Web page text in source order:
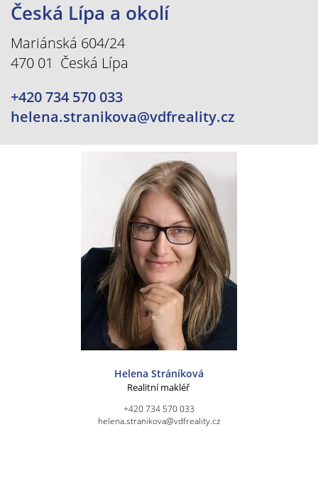
Česká Lípa a okolí
Mariánská 604/24
470 01 Česká Lípa
+420 734 570 033
helena.stranikova@vdfreality.cz
Helena Stráníková
Realitní makléř
+420 734 570 033
helena.stranikova@vdfreality.cz